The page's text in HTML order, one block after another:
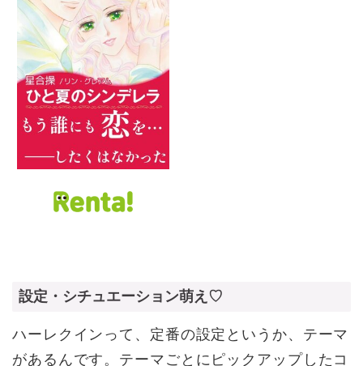
設定・シチュエーション萌え♡
ハーレクインって、定番の設定というか、テーマ
があるんです。テーマごとにピックアップしたコ